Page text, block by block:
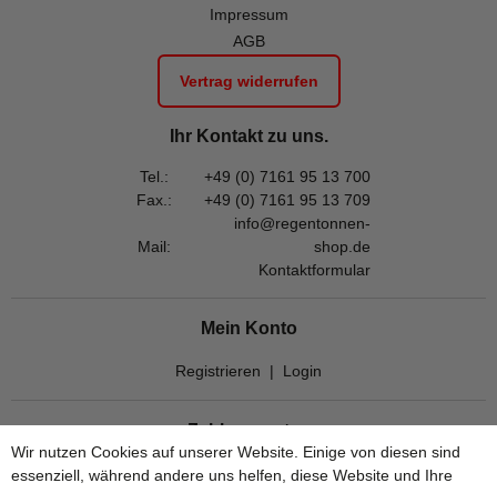
Impressum
AGB
Vertrag widerrufen
Ihr Kontakt zu uns.
Tel.:
+49 (0) 7161 95 13 700
Fax.:
+49 (0) 7161 95 13 709
Mail:
info@regentonnen-
shop.de
Kontaktformular
Mein Konto
Registrieren | Login
Zahlungsarten
Wir nutzen Cookies auf unserer Website. Einige von diesen sind
essenziell, während andere uns helfen, diese Website und Ihre